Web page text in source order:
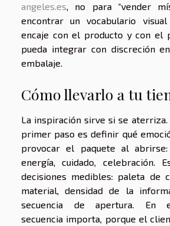
angeles.es, no para “vender
encontrar un vocabulario
encaje con el producto y con el
pueda integrar con discreción
embalaje.
Cómo llevarlo a tu
La inspiración sirve si se
primer paso es definir qué
provocar el paquete al abrirse:
energía, cuidado, celebración.
decisiones medibles: paleta de
material, densidad de la
secuencia de apertura. En
secuencia importa, porque el